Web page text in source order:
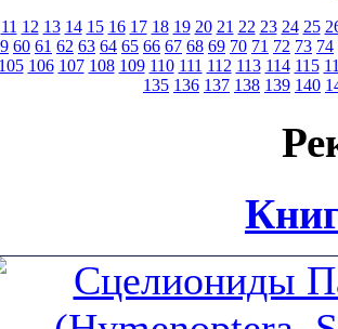
11 12 13 14 15 16 17 18 19 20 21 22 23 24 25
60 61 62 63 64 65 66 67 68 69 70 71 72 73 74
105 106 107 108 109 110 111 112 113 114 115
135 136 137 138 139 140